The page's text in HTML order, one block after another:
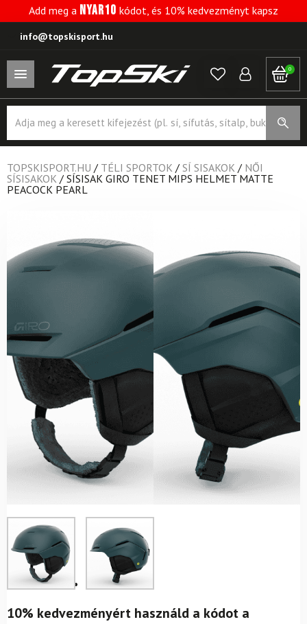
Add meg a NYAR10 kódot, és 10% kedvezményt kapsz
info@topskisport.hu
0
search
TOPSKISPORT.HU / TÉLI SPORTOK / SÍ SISAKOK / NŐI
SÍSISAKOK / SÍSISAK GIRO TENET MIPS HELMET MATTE
PEACOCK PEARL
10% kedvezményért használd a kódot a